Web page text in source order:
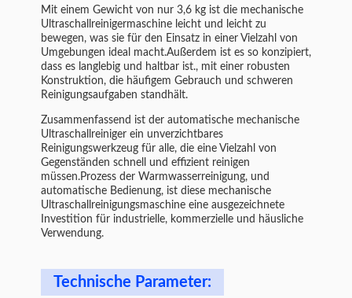
Mit einem Gewicht von nur 3,6 kg ist die mechanische
Ultraschallreinigermaschine leicht und leicht zu
bewegen, was sie für den Einsatz in einer Vielzahl von
Umgebungen ideal macht.Außerdem ist es so konzipiert,
dass es langlebig und haltbar ist., mit einer robusten
Konstruktion, die häufigem Gebrauch und schweren
Reinigungsaufgaben standhält.
Zusammenfassend ist der automatische mechanische
Ultraschallreiniger ein unverzichtbares
Reinigungswerkzeug für alle, die eine Vielzahl von
Gegenständen schnell und effizient reinigen
müssen.Prozess der Warmwasserreinigung, und
automatische Bedienung, ist diese mechanische
Ultraschallreinigungsmaschine eine ausgezeichnete
Investition für industrielle, kommerzielle und häusliche
Verwendung.
Technische Parameter: